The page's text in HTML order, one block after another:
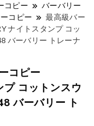
コピー
バーバリー
コピー
最高級バー
ナイトスタンプ コッ
バーバリー トレーナ
コピー
プ コットンスウ
バーバリー ト